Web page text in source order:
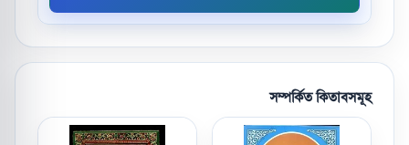
সম্পর্কিত কিতাবসমূহ